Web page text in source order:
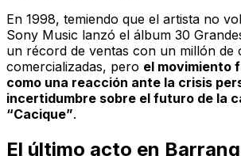
En 1998, temiendo que el artista no
Sony Music lanzó el álbum 30
un récord de ventas con un millón de
comercializadas, pero el movimiento
como una reacción ante la crisis
incertidumbre sobre el futuro de la
“Cacique”.
El último acto en